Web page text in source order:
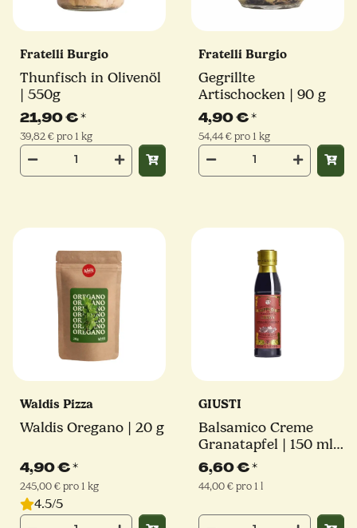
Fratelli Burgio
Thunfisch in Olivenöl
| 550g
21,90 €*
39,82 € pro 1 kg
Fratelli Burgio
Gegrillte
Artischocken | 90 g
4,90 €*
54,44 € pro 1 kg
Waldis Pizza
Waldis Oregano | 20 g
4,90 €*
245,00 € pro 1 kg
4.5/5
GIUSTI
Balsamico Creme
Granatapfel | 150 ml |
Giuseppe Giusti
6,60 €*
44,00 € pro 1 l